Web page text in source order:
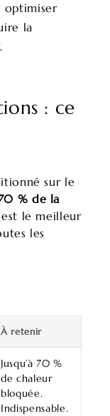
optimiser
la
.
: ce
sur le
% de la
le meilleur
les
À retenir
Jusqu’à 70 %
de chaleur
bloquée.
Indispensable.